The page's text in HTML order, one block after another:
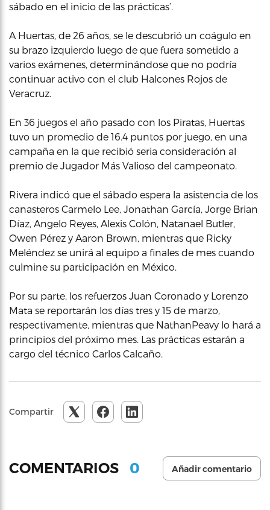
sábado en el inicio de las prácticas’.
A Huertas, de 26 años, se le descubrió un coágulo en
su brazo izquierdo luego de que fuera sometido a
varios exámenes, determinándose que no podría
continuar activo con el club Halcones Rojos de
Veracruz.
En 36 juegos el año pasado con los Piratas, Huertas
tuvo un promedio de 16.4 puntos por juego, en una
campaña en la que recibió seria consideración al
premio de Jugador Más Valioso del campeonato.
Rivera indicó que el sábado espera la asistencia de los
canasteros Carmelo Lee, Jonathan García, Jorge Brian
Díaz, Angelo Reyes, Alexis Colón, Natanael Butler,
Owen Pérez y Aaron Brown, mientras que Ricky
Meléndez se unirá al equipo a finales de mes cuando
culmine su participación en México.
Por su parte, los refuerzos Juan Coronado y Lorenzo
Mata se reportarán los días tres y 15 de marzo,
respectivamente, mientras que NathanPeavy lo hará a
principios del próximo mes. Las prácticas estarán a
cargo del técnico Carlos Calcaño.
Compartir
COMENTARIOS 0 Añadir comentario